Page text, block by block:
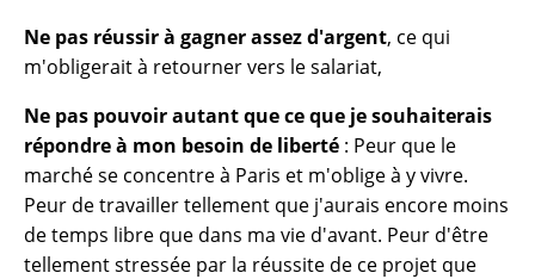
Ne pas réussir à gagner assez d'argent, ce qui
m'obligerait à retourner vers le salariat,
Ne pas pouvoir autant que ce que je souhaiterais
répondre à mon besoin de liberté : Peur que le
marché se concentre à Paris et m'oblige à y vivre.
Peur de travailler tellement que j'aurais encore moins
de temps libre que dans ma vie d'avant. Peur d'être
tellement stressée par la réussite de ce projet que